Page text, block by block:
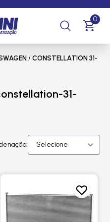
0
/CONSTELLATION 31-
31-